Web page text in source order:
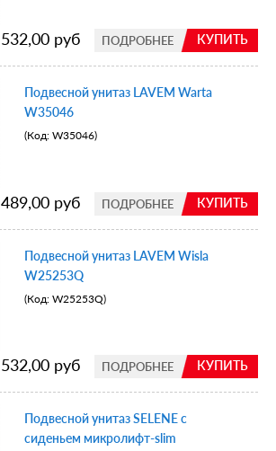
КУПИТЬ
ПОДРОБНЕЕ
532,00 руб
Подвесной унитаз LAVEM Warta
W35046
(Код: W35046)
КУПИТЬ
ПОДРОБНЕЕ
489,00 руб
Подвесной унитаз LAVEM Wisla
W25253Q
(Код: W25253Q)
КУПИТЬ
ПОДРОБНЕЕ
532,00 руб
Подвесной унитаз SELENE с
сиденьем микролифт-slim